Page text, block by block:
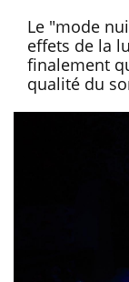
Le "mode
effets de la
finalement
qualité du